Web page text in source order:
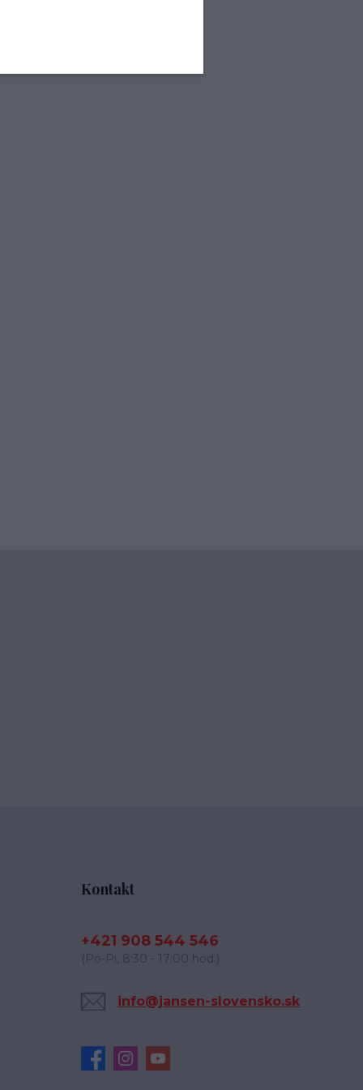
Kontakt
+421 908 544 546
(Po-Pi, 8:30 - 17:00 hod.)
info@jansen-slovensko.sk